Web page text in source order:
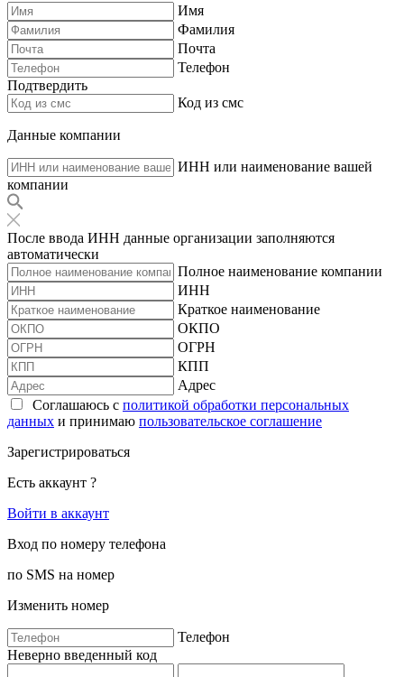
Имя
Фамилия
Почта
Телефон
Подтвердить
Код из смс
Данные компании
ИНН или наименование вашей
компании
После ввода ИНН данные организации заполняются
автоматически
Полное наименование компании
ИНН
Краткое наименование
ОКПО
ОГРН
КПП
Адрес
Соглашаюсь с политикой обработки персональных
данных и принимаю пользовательское соглашение
Зарегистрироваться
Есть аккаунт ?
Войти в аккаунт
Вход по номеру телефона
по SMS на номер
Изменить номер
Телефон
Неверно введенный код